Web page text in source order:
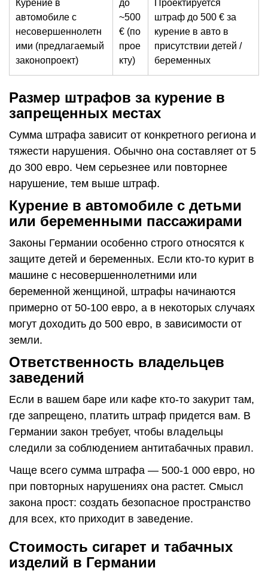
Курение в
автомобиле с
несовершеннолетн
ими (предлагаемый
законопроект)
до
~500
€ (по
прое
кту)
Проектируется
штраф до 500 € за
курение в авто в
присутствии детей /
беременных
Размер штрафов за курение в
запрещенных местах
Сумма штрафа зависит от конкретного региона и
тяжести нарушения. Обычно она составляет от 5
до 300 евро. Чем серьезнее или повторнее
нарушение, тем выше штраф.
Курение в автомобиле с детьми
или беременными пассажирами
Законы Германии особенно строго относятся к
защите детей и беременных. Если кто-то курит в
машине с несовершеннолетними или
беременной женщиной, штрафы начинаются
примерно от 50-100 евро, а в некоторых случаях
могут доходить до 500 евро, в зависимости от
земли.
Ответственность владельцев
заведений
Если в вашем баре или кафе кто-то закурит там,
где запрещено, платить штраф придется вам. В
Германии закон требует, чтобы владельцы
следили за соблюдением антитабачных правил.
Чаще всего сумма штрафа — 500-1 000 евро, но
при повторных нарушениях она растет. Смысл
закона прост: создать безопасное пространство
для всех, кто приходит в заведение.
Стоимость сигарет и табачных
изделий в Германии